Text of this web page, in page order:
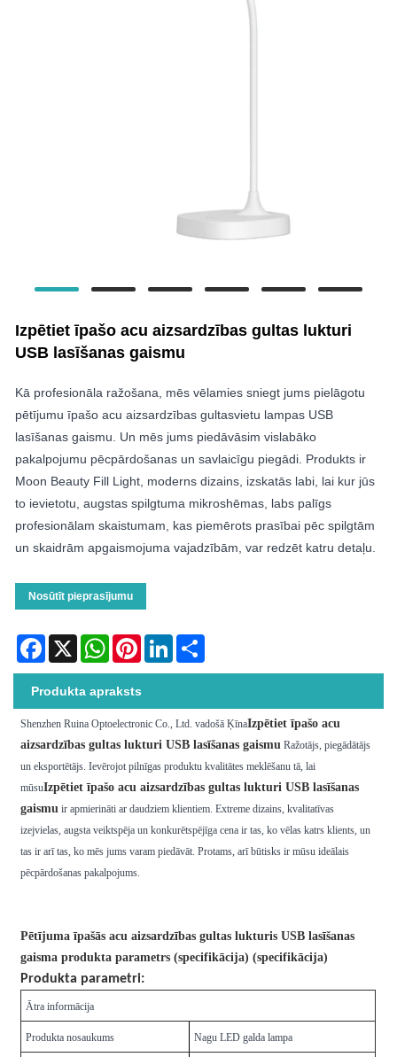
Izpētiet īpašo acu aizsardzības gultas lukturi
USB lasīšanas gaismu
Kā profesionāla ražošana, mēs vēlamies sniegt jums pielāgotu
pētījumu īpašo acu aizsardzības gultasvietu lampas USB
lasīšanas gaismu. Un mēs jums piedāvāsim vislabāko
pakalpojumu pēcpārdošanas un savlaicīgu piegādi. Produkts ir
Moon Beauty Fill Light, moderns dizains, izskatās labi, lai kur jūs
to ievietotu, augstas spilgtuma mikroshēmas, labs palīgs
profesionālam skaistumam, kas piemērots prasībai pēc spilgtām
un skaidrām apgaismojuma vajadzībām, var redzēt katru detaļu.
Nosūtīt pieprasījumu
Facebook
X WhatsAppPinterestLinkedIn
Produkta apraksts
Shenzhen Ruina Optoelectronic Co., Ltd. vadošā ĶīnaIzpētiet īpašo acu
aizsardzības gultas lukturi USB lasīšanas gaismu Ražotājs, piegādātājs
un eksportētājs. Ievērojot pilnīgas produktu kvalitātes meklēšanu tā, lai
mūsuIzpētiet īpašo acu aizsardzības gultas lukturi USB lasīšanas
gaismu ir apmierināti ar daudziem klientiem. Extreme dizains, kvalitatīvas
izejvielas, augsta veiktspēja un konkurētspējīga cena ir tas, ko vēlas katrs klients, un
tas ir arī tas, ko mēs jums varam piedāvāt. Protams, arī būtisks ir mūsu ideālais
pēcpārdošanas pakalpojums.
Pētījuma īpašās acu aizsardzības gultas lukturis USB lasīšanas
gaisma produkta parametrs (specifikācija) (specifikācija)
Produkta parametri:
Ātra informācija
Produkta nosaukums Nagu LED galda lampa